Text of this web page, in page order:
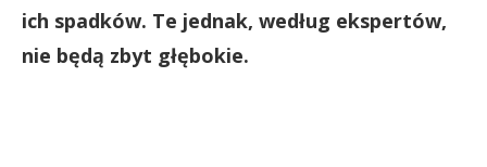
ich spadków. Te jednak, według ekspertów,
nie będą zbyt głębokie.